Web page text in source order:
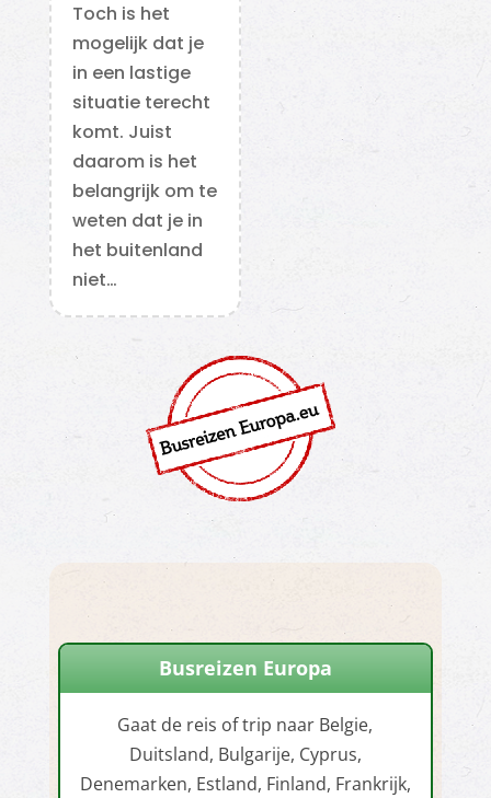
Toch is het
mogelijk dat je
in een lastige
situatie terecht
komt. Juist
daarom is het
belangrijk om te
weten dat je in
het buitenland
niet…
Busreizen Europa
Gaat de reis of trip naar Belgie,
Duitsland, Bulgarije, Cyprus,
Denemarken, Estland, Finland, Frankrijk,